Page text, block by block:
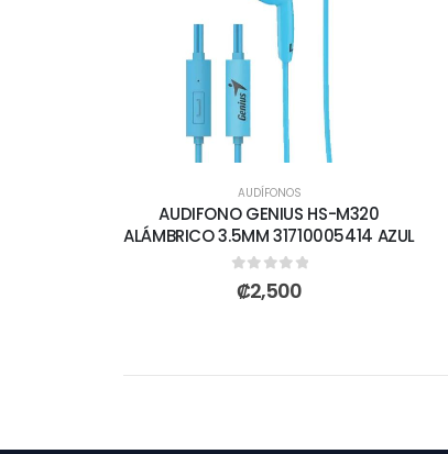
AUDÍFONOS
AUDIFONO GENIUS HS-M320
ALÁMBRICO 3.5MM 31710005414 AZUL
0out of 5
₡2,500